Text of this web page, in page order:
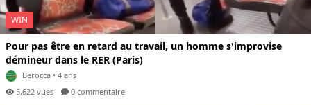
WIN
Pour pas être en retard au travail, un homme s'improvise
démineur dans le RER (Paris)
Berocca • 4 ans
5,622 vues
0 commentaire